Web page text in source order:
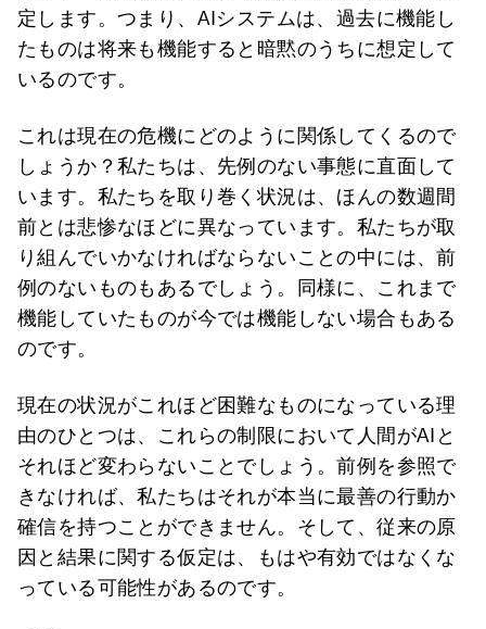
定します。つまり、AIシステムは、過去に機能し
たものは将来も機能すると暗黙のうちに想定して
いるのです。
これは現在の危機にどのように関係してくるので
しょうか？私たちは、先例のない事態に直面して
います。私たちを取り巻く状況は、ほんの数週間
前とは悲惨なほどに異なっています。私たちが取
り組んでいかなければならないことの中には、前
例のないものもあるでしょう。同様に、これまで
機能していたものが今では機能しない場合もある
のです。
現在の状況がこれほど困難なものになっている理
由のひとつは、これらの制限において人間がAIと
それほど変わらないことでしょう。前例を参照で
きなければ、私たちはそれが本当に最善の行動か
確信を持つことができません。そして、従来の原
因と結果に関する仮定は、もはや有効ではなくな
っている可能性があるのです。